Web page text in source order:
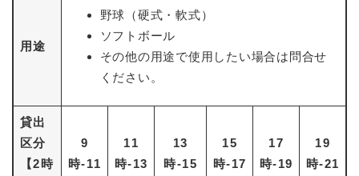
用途
野球（硬式・軟式）
ソフトボール
その他の用途で使用したい場合は問合せ
ください。
貸出
区分
【2時
9
時-11
11
時-13
13
時-15
15
時-17
17
時-19
19
時-21